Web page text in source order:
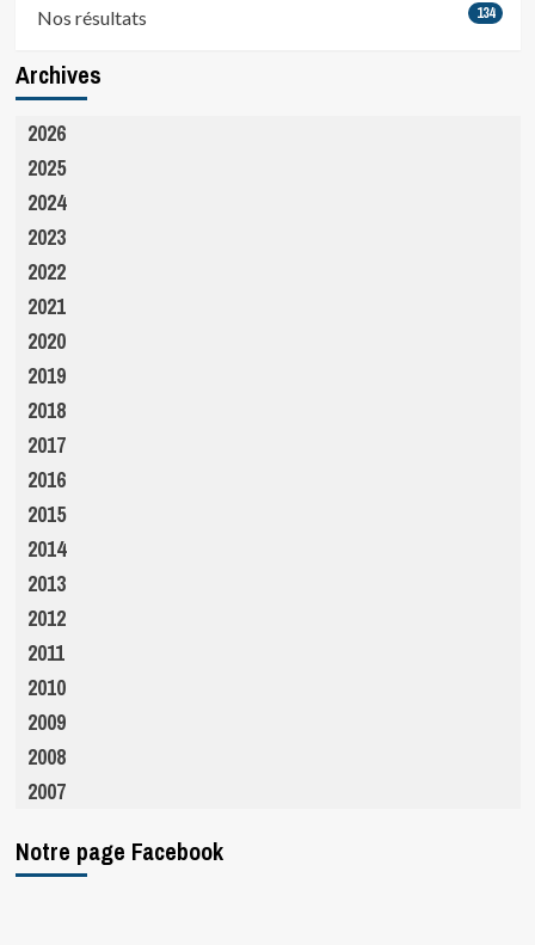
Nos résultats 134
Archives
2026
2025
2024
2023
2022
2021
2020
2019
2018
2017
2016
2015
2014
2013
2012
2011
2010
2009
2008
2007
Notre page Facebook